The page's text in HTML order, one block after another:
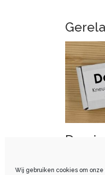
Wij gebruiken cookies om
Domino